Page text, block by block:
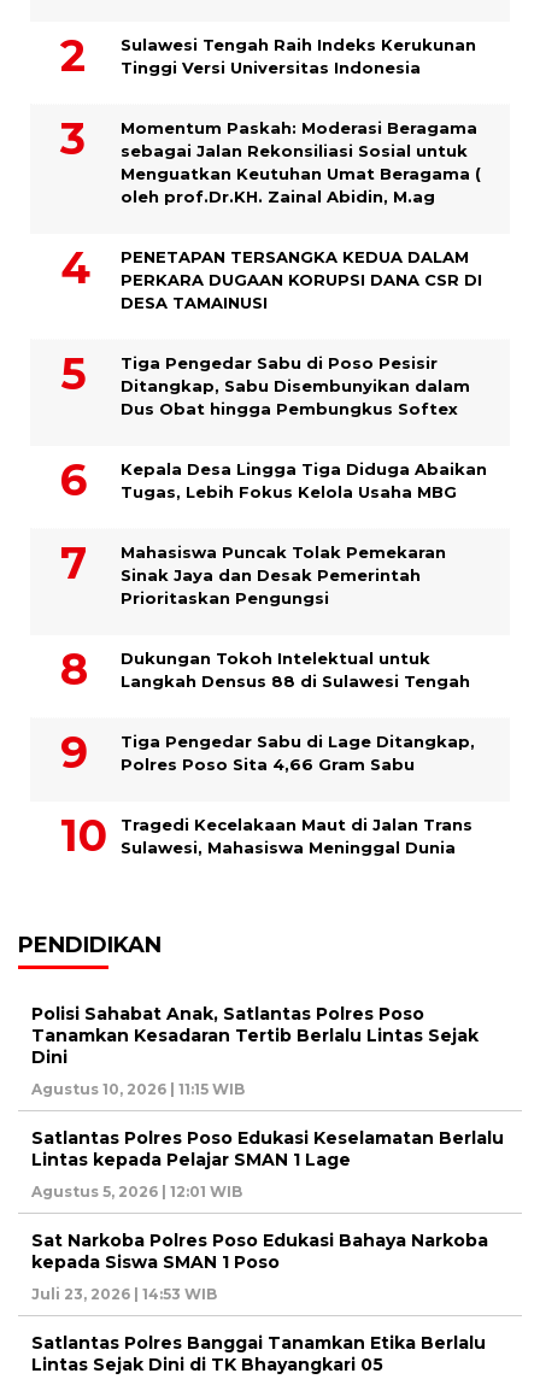
Sulawesi Tengah Raih Indeks Kerukunan
Tinggi Versi Universitas Indonesia
Momentum Paskah: Moderasi Beragama
sebagai Jalan Rekonsiliasi Sosial untuk
Menguatkan Keutuhan Umat Beragama (
oleh prof.Dr.KH. Zainal Abidin, M.ag
PENETAPAN TERSANGKA KEDUA DALAM
PERKARA DUGAAN KORUPSI DANA CSR DI
DESA TAMAINUSI
Tiga Pengedar Sabu di Poso Pesisir
Ditangkap, Sabu Disembunyikan dalam
Dus Obat hingga Pembungkus Softex
Kepala Desa Lingga Tiga Diduga Abaikan
Tugas, Lebih Fokus Kelola Usaha MBG
Mahasiswa Puncak Tolak Pemekaran
Sinak Jaya dan Desak Pemerintah
Prioritaskan Pengungsi
Dukungan Tokoh Intelektual untuk
Langkah Densus 88 di Sulawesi Tengah
Tiga Pengedar Sabu di Lage Ditangkap,
Polres Poso Sita 4,66 Gram Sabu
Tragedi Kecelakaan Maut di Jalan Trans
Sulawesi, Mahasiswa Meninggal Dunia
PENDIDIKAN
Polisi Sahabat Anak, Satlantas Polres Poso
Tanamkan Kesadaran Tertib Berlalu Lintas Sejak
Dini
Agustus 10, 2026 | 11:15 WIB
Satlantas Polres Poso Edukasi Keselamatan Berlalu
Lintas kepada Pelajar SMAN 1 Lage
Agustus 5, 2026 | 12:01 WIB
Sat Narkoba Polres Poso Edukasi Bahaya Narkoba
kepada Siswa SMAN 1 Poso
Juli 23, 2026 | 14:53 WIB
Satlantas Polres Banggai Tanamkan Etika Berlalu
Lintas Sejak Dini di TK Bhayangkari 05